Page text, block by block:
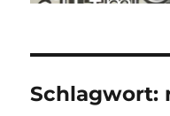
Schlagwort: